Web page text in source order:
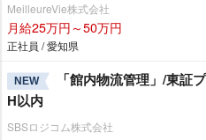
MeilleureVie株式会社
月給25万円～50万円
正社員 / 愛知県
NEW
「館内物流管理」/東証
H以内
SBSロジコム株式会社